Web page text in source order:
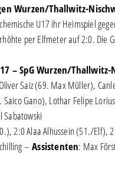
Wurzen/Thallwitz-
U17 ihr Heimspiel
per Elfmeter auf 2:0. Die
– SpG Wurzen/
Saiz (69. Max Müller),
Gano), Lothar Felipe
Sabatowski
2:0 Alaa Alhussein (51./Elf),
–Assistenten: Max